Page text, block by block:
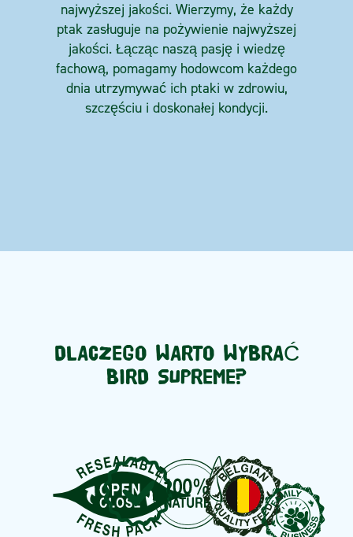
najwyższej jakości. Wierzymy, że każdy
ptak zasługuje na pożywienie najwyższej
jakości. Łącząc naszą pasję i wiedzę
fachową, pomagamy hodowcom każdego
dnia utrzymywać ich ptaki w zdrowiu,
szczęściu i doskonałej kondycji.
DLACZEGO WARTO WYBRAĆ
BIRD SUPREME?